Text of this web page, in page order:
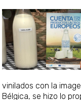
vinilados con la
Bélgica, se hizo lo